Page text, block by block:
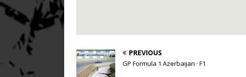
PREVIOUS
GP Formula 1 Azerbaijan · F1